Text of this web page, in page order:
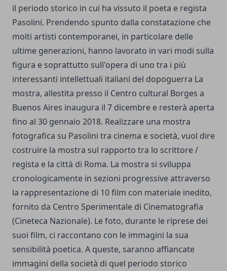
il periodo storico in cui ha vissuto il poeta e regista
Pasolini. Prendendo spunto dalla constatazione che
molti artisti contemporanei, in particolare delle
ultime generazioni, hanno lavorato in vari modi sulla
figura e soprattutto sull'opera di uno tra i più
interessanti intellettuali italiani del dopoguerra La
mostra, allestita presso il Centro cultural Borges a
Buenos Aires inaugura il 7 dicembre e resterà aperta
fino al 30 gennaio 2018. Realizzare una mostra
fotografica su Pasolini tra cinema e società, vuol dire
costruire la mostra sul rapporto tra lo scrittore /
regista e la città di Roma. La mostra si sviluppa
cronologicamente in sezioni progressive attraverso
la rappresentazione di 10 film con materiale inedito,
fornito da Centro Sperimentale di Cinematografia
(Cineteca Nazionale). Le foto, durante le riprese dei
suoi film, ci raccontano con le immagini la sua
sensibilità poetica. A queste, saranno affiancate
immagini della società di quel periodo storico